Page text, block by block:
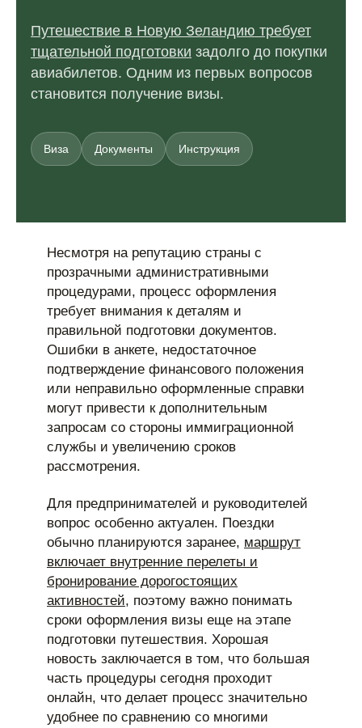
Путешествие в Новую Зеландию требует
тщательной подготовки задолго до покупки
авиабилетов. Одним из первых вопросов
становится получение визы.
Виза Документы Инструкция
Несмотря на репутацию страны с
прозрачными административными
процедурами, процесс оформления
требует внимания к деталям и
правильной подготовки документов.
Ошибки в анкете, недостаточное
подтверждение финансового положения
или неправильно оформленные справки
могут привести к дополнительным
запросам со стороны иммиграционной
службы и увеличению сроков
рассмотрения.
Для предпринимателей и руководителей
вопрос особенно актуален. Поездки
обычно планируются заранее, маршрут
включает внутренние перелеты и
бронирование дорогостоящих
активностей, поэтому важно понимать
сроки оформления визы еще на этапе
подготовки путешествия. Хорошая
новость заключается в том, что большая
часть процедуры сегодня проходит
онлайн, что делает процесс значительно
удобнее по сравнению со многими